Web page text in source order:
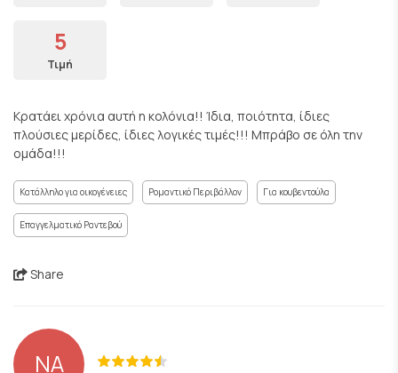
5
Τιμή
Κρατάει χρόνια αυτή η κολόνια!! Ίδια, ποιότητα, ίδιες
πλούσιες μερίδες, ίδιες λογικές τιμές!!! Μπράβο σε όλη την
ομάδα!!!
Κατάλληλο για οικογένειες Ρομαντικό Περιβάλλον Για κουβεντούλα
Επαγγελματικό Ραντεβού
Share
NA